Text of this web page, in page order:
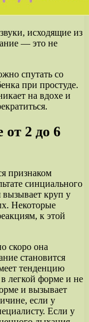
исходящие из
— это не
спутать со
при простуде.
на вдохе и
от 2 до 6
признаком
синциального
вызывает круп у
Некоторые
к этой
скоро она
становится
тенденцию
в легкой форме и не
и вызывает
если у
Если у